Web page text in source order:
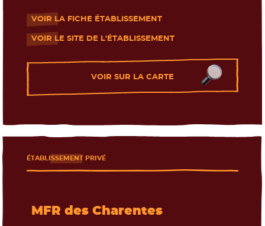
VOIR LA FICHE ÉTABLISSEMENT
- Nouvelle fenêtre
VOIR LE SITE DE L'ÉTABLISSEMENT
- Nouvelle fenêtre
VOIR SUR LA CARTE
MFR des Charentes
ÉTABLISSEMENT PRIVÉ